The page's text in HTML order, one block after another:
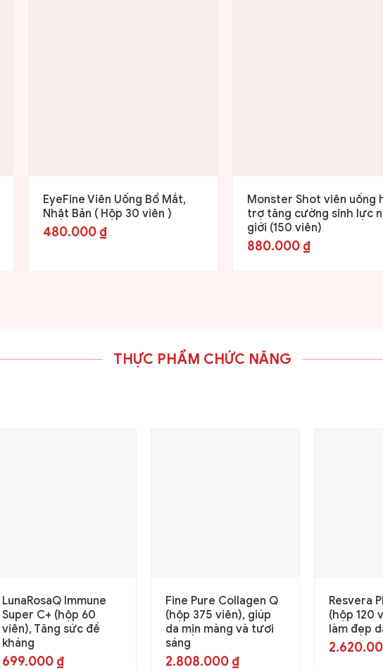
EyeFine Viên Uống Bổ Mắt,
Nhật Bản ( Hộp 30 viên )
480.000 ₫
Monster Shot viên uống
trợ tăng cường sinh lực
giới (150 viên)
880.000 ₫
THỰC PHẨM CHỨC NĂNG
LunaRosaQ Immune
Super C+ (hộp 60
viên), Tăng sức đề
kháng
699.000 ₫
Fine Pure Collagen Q
(hộp 375 viên), giúp
da mịn màng và tươi
sáng
2.808.000 ₫
Resvera
(hộp 120
làm đẹp